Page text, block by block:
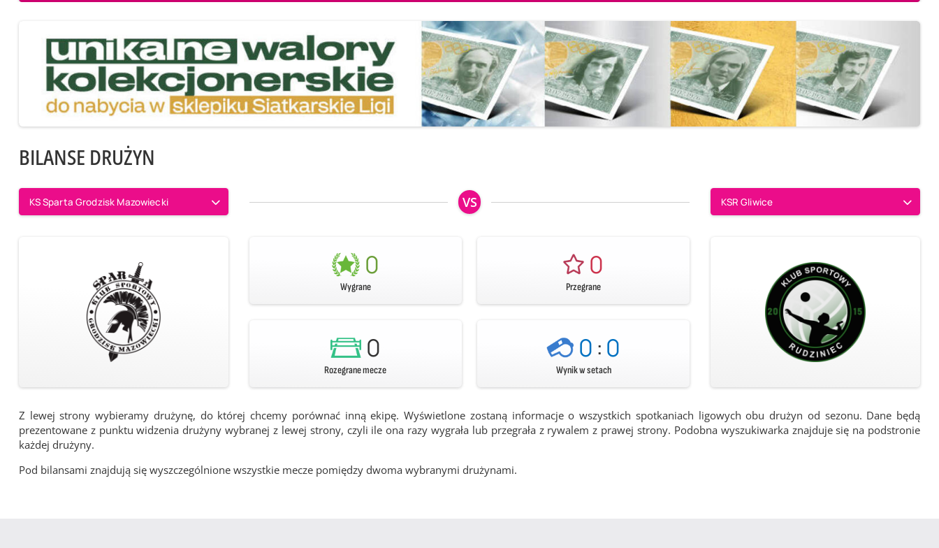
BILANSE DRUŻYN
KS Sparta Grodzisk Mazowiecki VS KSR Gliwice
0
Wygrane
0
Przegrane
0
Rozegrane mecze
0:0
Wynik w setach
Z lewej strony wybieramy drużynę, do której chcemy porównać inną ekipę. Wyświetlone zostaną informacje o wszystkich spotkaniach ligowych obu drużyn od sezonu. Dane będą
prezentowane z punktu widzenia drużyny wybranej z lewej strony, czyli ile ona razy wygrała lub przegrała z rywalem z prawej strony. Podobna wyszukiwarka znajduje się na podstronie
każdej drużyny.
Pod bilansami znajdują się wyszczególnione wszystkie mecze pomiędzy dwoma wybranymi drużynami.